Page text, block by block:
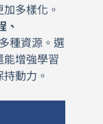
多樣化。
、
種資源。選
能增強學習
動力。